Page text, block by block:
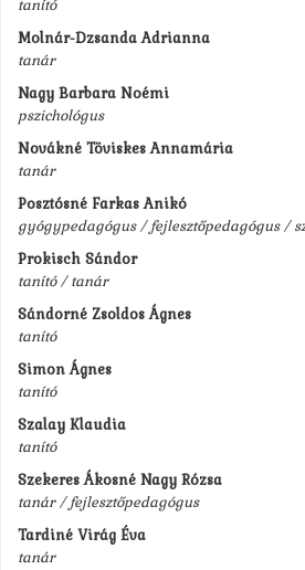
tanító
Molnár-Dzsanda Adrianna
tanár
Nagy Barbara Noémi
pszichológus
Novákné Töviskes Annamária
tanár
Posztósné Farkas Anikó
gyógypedagógus / fejlesztőpedagógus /
Prokisch Sándor
tanító / tanár
Sándorné Zsoldos Ágnes
tanító
Simon Ágnes
tanító
Szalay Klaudia
tanító
Szekeres Ákosné Nagy Rózsa
tanár / fejlesztőpedagógus
Tardiné Virág Éva
tanár